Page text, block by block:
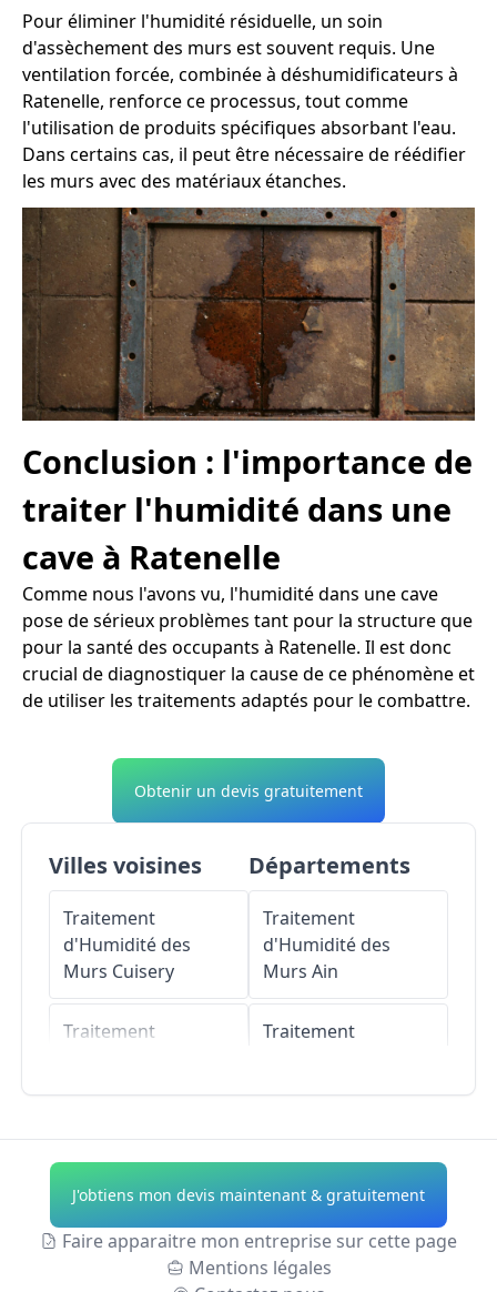
Pour éliminer l'humidité résiduelle, un soin
d'assèchement des murs est souvent requis. Une
ventilation forcée, combinée à déshumidificateurs à
Ratenelle, renforce ce processus, tout comme
l'utilisation de produits spécifiques absorbant l'eau.
Dans certains cas, il peut être nécessaire de réédifier
les murs avec des matériaux étanches.
Conclusion : l'importance de
traiter l'humidité dans une
cave à Ratenelle
Comme nous l'avons vu, l'humidité dans une cave
pose de sérieux problèmes tant pour la structure que
pour la santé des occupants à Ratenelle. Il est donc
crucial de diagnostiquer la cause de ce phénomène et
de utiliser les traitements adaptés pour le combattre.
Obtenir un devis gratuitement
Villes voisines
Traitement
d'Humidité des
Murs Cuisery
Traitement
Traitement
d'Humidité des
Murs Brienne
Traitement
d'Humidité des
Départements
Traitement
d'Humidité des
Murs Ain
Traitement
Traitement
d'Humidité des
Murs Allier
Traitement
d'Humidité des
J'obtiens mon devis maintenant & gratuitement
Faire apparaitre mon entreprise sur cette page
Mentions légales